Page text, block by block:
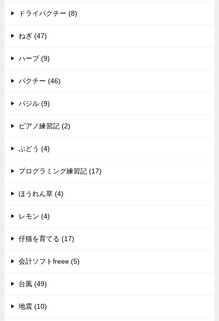
ドライパクチー (8)
ねぎ (47)
ハーブ (9)
パクチー (46)
バジル (9)
ピアノ練習記 (2)
ぶどう (4)
プログラミング練習記 (17)
ほうれん草 (4)
レモン (4)
仔猫を育てる (17)
会計ソフトfreee (5)
台風 (49)
地震 (10)